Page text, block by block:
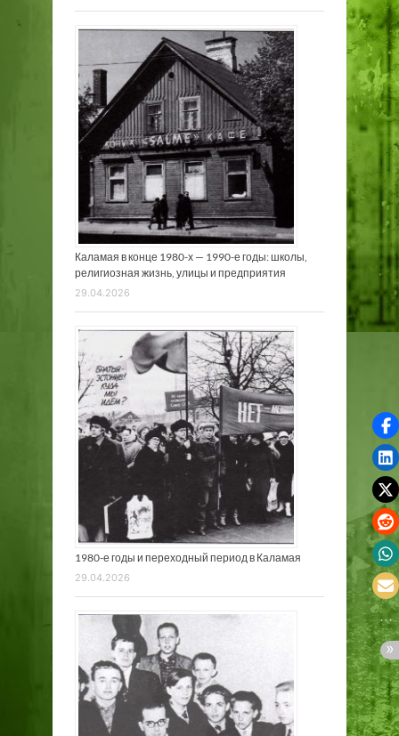
Каламая в конце 1980-х — 1990-е годы: школы,
религиозная жизнь, улицы и предприятия
29.04.2026
1980-е годы и переходный период в Каламая
29.04.2026